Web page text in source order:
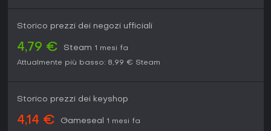
Storico prezzi dei negozi ufficiali
4,79 € Steam 1 mesi fa
Attualmente più basso: 8,99 € Steam
Storico prezzi dei keyshop
4,14 € Gameseal
1 mesi fa